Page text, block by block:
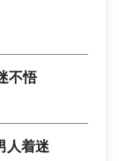
不悟
人着迷